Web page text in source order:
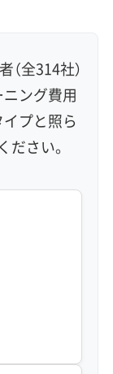
全314社）
ング費用
プと照ら
ださい。